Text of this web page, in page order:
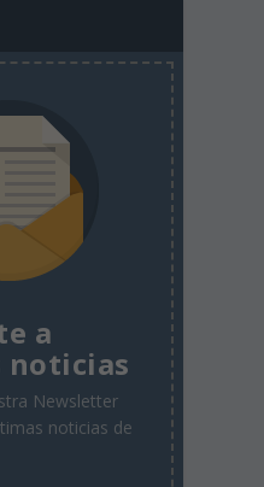
a
noticias
Newsletter
noticias de